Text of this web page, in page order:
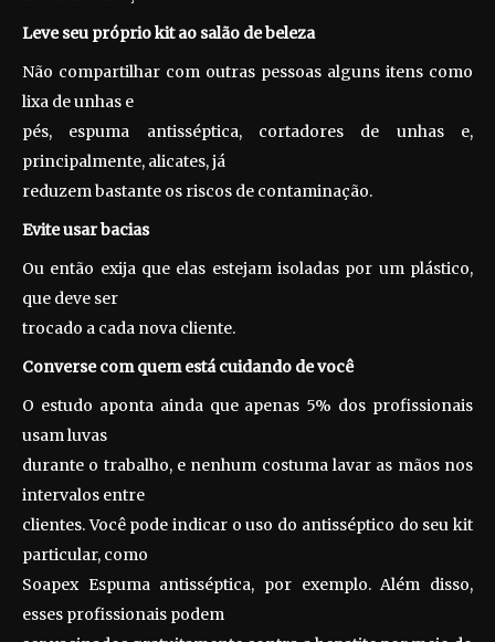
Leve seu próprio kit ao salão de beleza
Não compartilhar com outras pessoas alguns itens como
lixa de unhas e
pés, espuma antisséptica, cortadores de unhas e,
principalmente, alicates, já
reduzem bastante os riscos de contaminação.
Evite usar bacias
Ou então exija que elas estejam isoladas por um plástico,
que deve ser
trocado a cada nova cliente.
Converse com quem está cuidando de você
O estudo aponta ainda que apenas 5% dos profissionais
usam luvas
durante o trabalho, e nenhum costuma lavar as mãos nos
intervalos entre
clientes. Você pode indicar o uso do antisséptico do seu kit
particular, como
Soapex Espuma antisséptica, por exemplo. Além disso,
esses profissionais podem